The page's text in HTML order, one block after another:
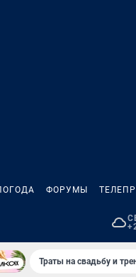
ФОРУМЫ
Траты на свадьбу и